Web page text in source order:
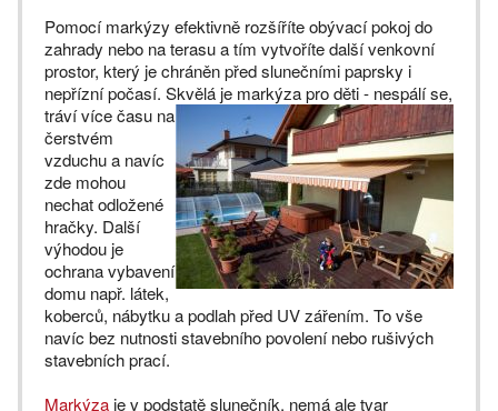
Pomocí markýzy efektivně rozšíříte obývací pokoj do
zahrady nebo na terasu a tím vytvoříte další venkovní
prostor, který je chráněn před slunečními paprsky i
nepřízní počasí. Skvělá je markýza pro děti - nespálíse,
tráví více času na
čerstvém
vzduchu a navíc
zde mohou
nechat odložené
hračky. Další
výhodou je
ochrana vybavení
domu např. látek,
koberců, nábytku a podlah před UV zářením. To vše
navíc bez nutnosti stavebního povolení nebo rušivých
stavebních prací.
Markýza je v podstatě slunečník, nemá ale tvar